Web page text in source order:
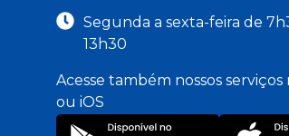
Segunda a sexta-feira de
13h30
Acesse também nossos serviços
ou iOS